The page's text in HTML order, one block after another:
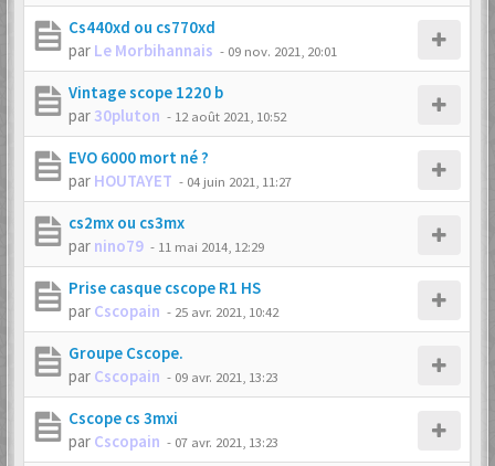
Cs440xd ou cs770xd
par Le Morbihannais - 09 nov. 2021, 20:01
Vintage scope 1220 b
par 30pluton - 12 août 2021, 10:52
EVO 6000 mort né ?
par HOUTAYET - 04 juin 2021, 11:27
cs2mx ou cs3mx
par nino79 - 11 mai 2014, 12:29
Prise casque cscope R1 HS
par Cscopain - 25 avr. 2021, 10:42
Groupe Cscope.
par Cscopain - 09 avr. 2021, 13:23
Cscope cs 3mxi
par Cscopain - 07 avr. 2021, 13:23